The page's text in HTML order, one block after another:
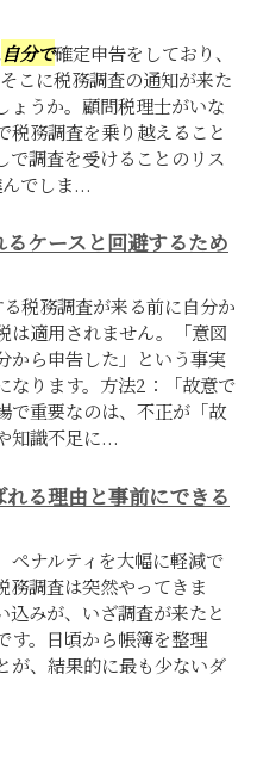
自分で確定申告をしており、
こに税務調査の通知が来た
ょうか。顧問税理士がいな
税務調査を乗り越えること
で調査を受けることのリス
でしま...
ケースと回避するため
税務調査が来る前に自分か
は適用されません。「意図
から申告した」という事実
なります。方法2：「故意で
で重要なのは、不正が「故
知識不足に...
る理由と事前にできる
ペナルティを大幅に軽減で
務調査は突然やってきま
込みが、いざ調査が来たと
す。日頃から帳簿を整理
が、結果的に最も少ないダ